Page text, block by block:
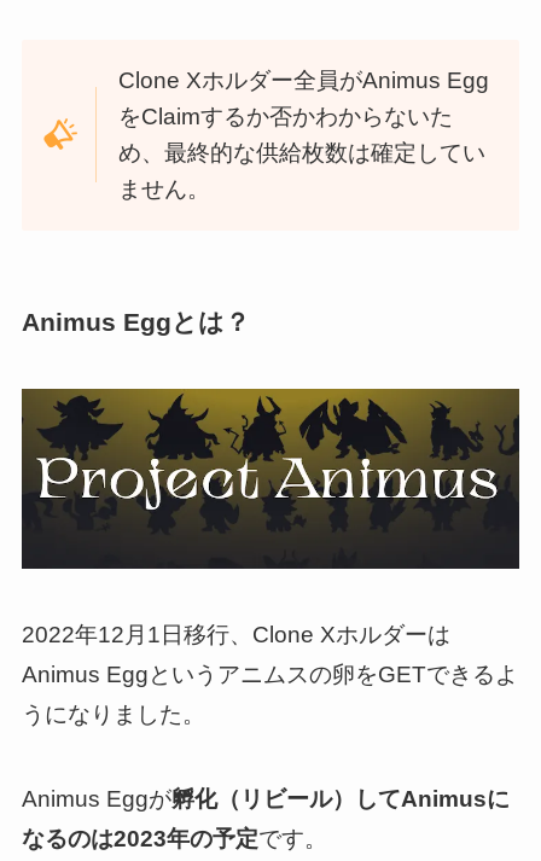
Clone Xホルダー全員がAnimus Egg
をClaimするか否かわからないた
め、最終的な供給枚数は確定してい
ません。
Animus Eggとは？
2022年12月1日移行、Clone Xホルダーは
Animus Eggというアニムスの卵をGETできるよ
うになりました。
Animus Eggが孵化（リビール）してAnimusに
なるのは2023年の予定です。